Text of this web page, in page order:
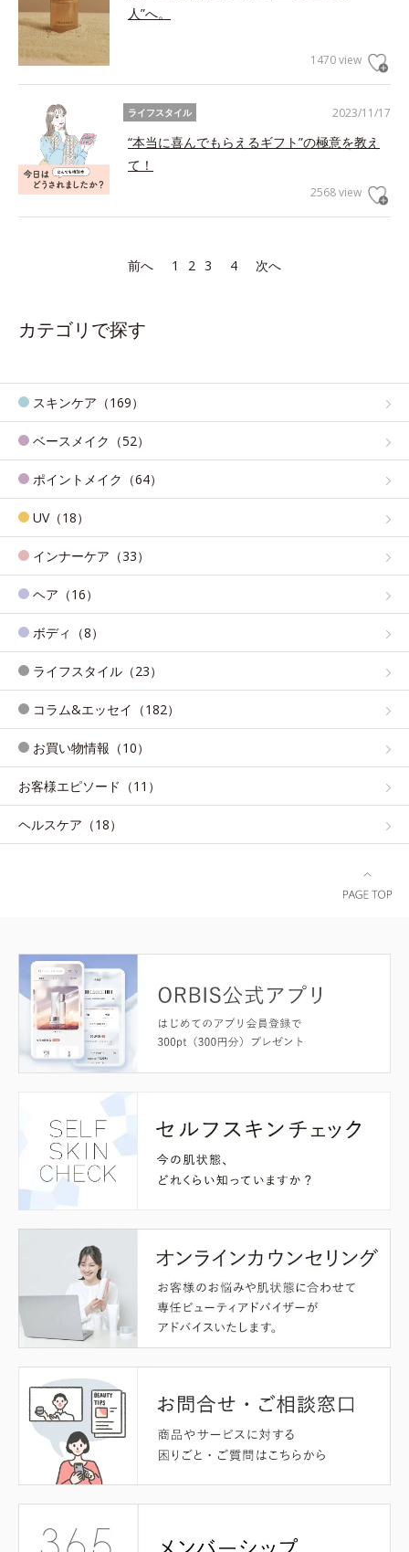
人”へ。
1470 view
2023/11/17
ライフスタイル
“本当に喜んでもらえるギフト”の極意を教え
て！
2568 view
前へ 1 2 3 4 次へ
カテゴリで探す
スキンケア（169）
ベースメイク（52）
ポイントメイク（64）
UV（18）
インナーケア（33）
ヘア（16）
ボディ（8）
ライフスタイル（23）
コラム&エッセイ（182）
お買い物情報（10）
お客様エピソード（11）
ヘルスケア（18）